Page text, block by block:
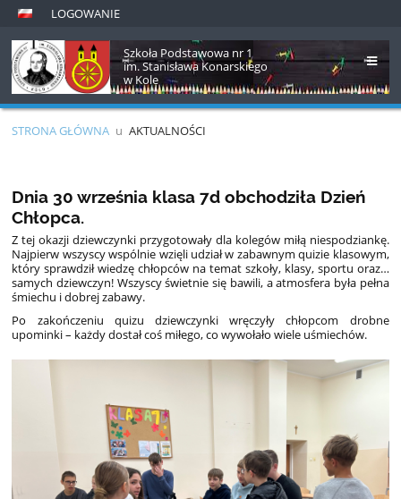
LOGOWANIE
Szkoła Podstawowa nr 1
im. Stanisława Konarskiego
w Kole
STRONA GŁÓWNA u AKTUALNOŚCI
Dnia 30 września klasa 7d obchodziła Dzień
Chłopca.
Z tej okazji dziewczynki przygotowały dla kolegów miłą niespodziankę.
Najpierw wszyscy wspólnie wzięli udział w zabawnym quizie klasowym,
który sprawdził wiedzę chłopców na temat szkoły, klasy, sportu oraz…
samych dziewczyn! Wszyscy świetnie się bawili, a atmosfera była pełna
śmiechu i dobrej zabawy.
Po zakończeniu quizu dziewczynki wręczyły chłopcom drobne
upominki – każdy dostał coś miłego, co wywołało wiele uśmiechów.